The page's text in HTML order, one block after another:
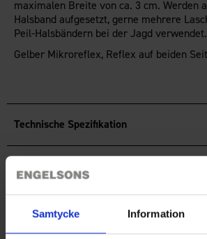
Samtycke Information
maximalen Breite von ca. 3 cm. Werden
Halsband aufgesetzt, gerne mehrere
Peil-Halsbändern bei der Jagd verwendet.
Gelber Mikroreflex, Reflex auf beiden
Technische Spezifikation
Bewertungen
Sie benötigen vielleicht auch